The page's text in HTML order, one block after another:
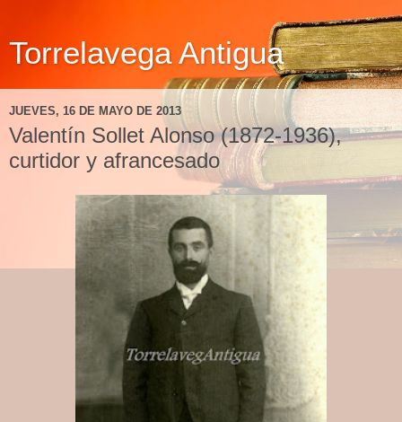
Torrelavega Antigua
JUEVES, 16 DE MAYO DE 2013
Valentín Sollet Alonso (1872-1936),
curtidor y afrancesado